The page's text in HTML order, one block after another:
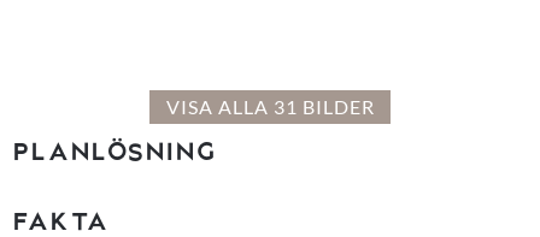
VISA ALLA 31 BILDER
PLANLÖSNING
FAKTA